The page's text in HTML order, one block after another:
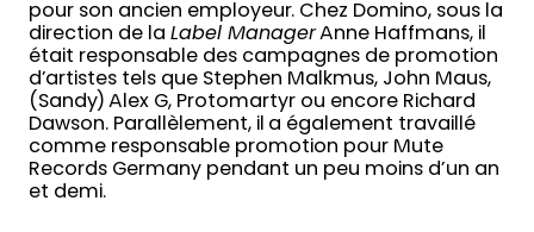
pour son ancien employeur. Chez Domino, sous la
direction de la Label ManagerAnne Haffmans, il
était responsable des campagnes de promotion
d’artistes tels que Stephen Malkmus, John Maus,
(Sandy) Alex G, Protomartyr ou encore Richard
Dawson. Parallèlement, il a également travaillé
comme responsable promotion pour Mute
Records Germany pendant un peu moins d’un an
et demi.